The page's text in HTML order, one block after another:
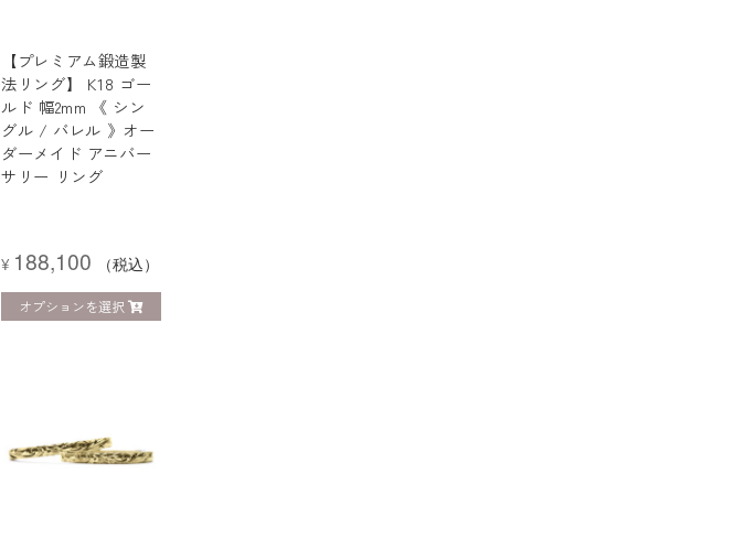
【プレミアム鍛造製
法リング】 K18 ゴー
ルド 幅2mm 《 シン
グル / バレル 》オー
ダーメイド アニバー
サリー リング
¥ 188,100 （税込）
オプションを選択